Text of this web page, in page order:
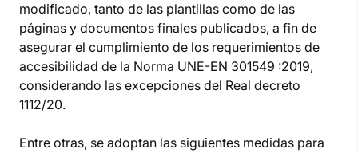
modificado, tanto de las plantillas como de las
páginas y documentos finales publicados, a fin de
asegurar el cumplimiento de los requerimientos de
accesibilidad de la Norma UNE-EN 301549 :2019,
considerando las excepciones del Real decreto
1112/20.
Entre otras, se adoptan las siguientes medidas para